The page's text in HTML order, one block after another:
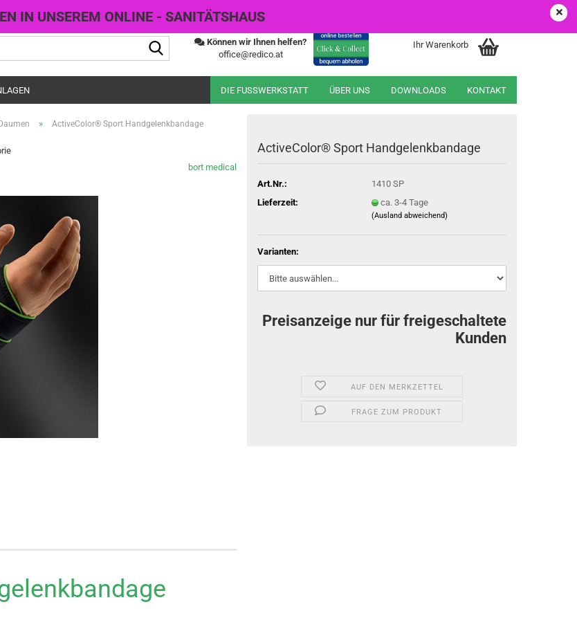
Suche...
Können wir Ihnen helfen?
office@redico.at
Ihr Warenkorb
IN UNSEREM ONLINE - SANITÄTSHAUS
DIE FUSSWERKSTATT ÜBER UNS DOWNLOADS KONTAKT
» ActiveColor® Sport Handgelenkbandage
bort medical
ActiveColor® Sport Handgelenkbandage
Art.Nr.:
1410 SP
Lieferzeit:
ca. 3-4 Tage
(Ausland abweichend)
Varianten:
Preisanzeige nur für freigeschaltete
Kunden
AUF DEN MERKZETTEL
FRAGE ZUM PRODUKT